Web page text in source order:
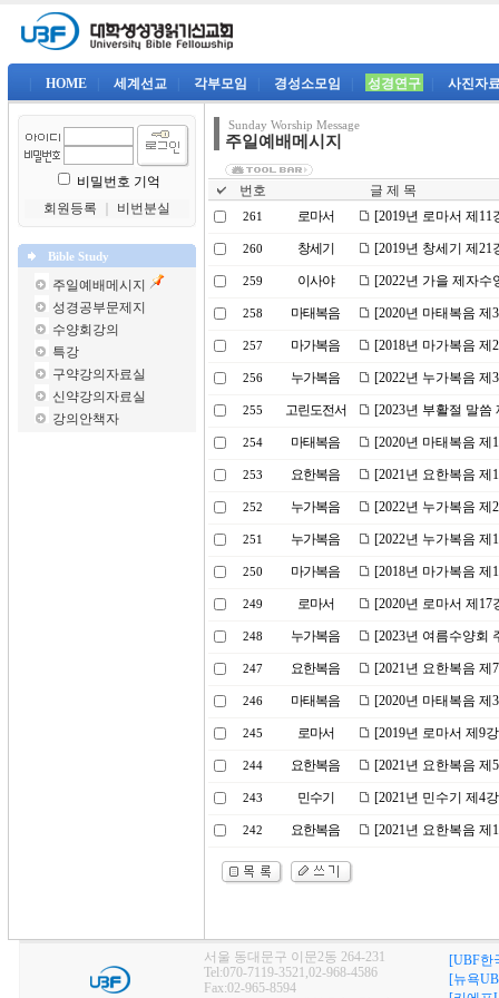
HOME 세계선교 각부모임 경성소모임 성경연구 사진자
비밀번호 기억
회원등록
비번분실
Bible Study
주일예배메시지
성경공부문제지
수양회강의
특강
구약강의자료실
신약강의자료실
강의안책자
Sunday Worship Message
주일예배메시지
번호 글 제 목
261 로마서 [2019년 로마서 제
260 창세기 [2019년 창세기 제
259 이사야 [2022년 가을 제자
258 마태복음 [2020년 마태복음
257 마가복음 [2018년 마가복음 제
256 누가복음 [2022년 누가복음
255 고린도전서 [2023년 부활절 말
254 마태복음 [2020년 마태복음
253 요한복음 [2021년 요한복음 제
252 누가복음 [2022년 누가복음 제
251 누가복음 [2022년 누가복음
250 마가복음 [2018년 마가복음 제
249 로마서 [2020년 로마서 제17
248 누가복음 [2023년 여름수양회
247 요한복음 [2021년 요한복음
246 마태복음 [2020년 마태복음
245 로마서 [2019년 로마서 제9
244 요한복음 [2021년 요한복음 제
243 민수기 [2021년 민수기 제4
242 요한복음 [2021년 요한복음
서울 동대문구 이문2동 264-231
Tel:070-7119-3521,02-968-4586
Fax:02-965-8594
[UBF한
[뉴욕